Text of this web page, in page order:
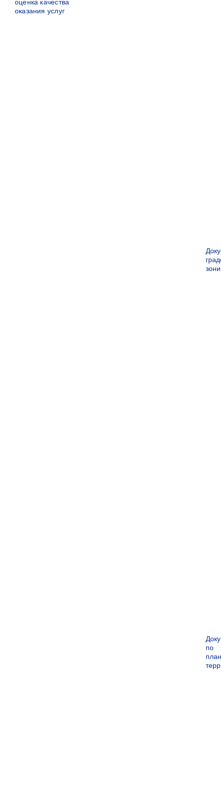
оценка качества
оказания услуг
по